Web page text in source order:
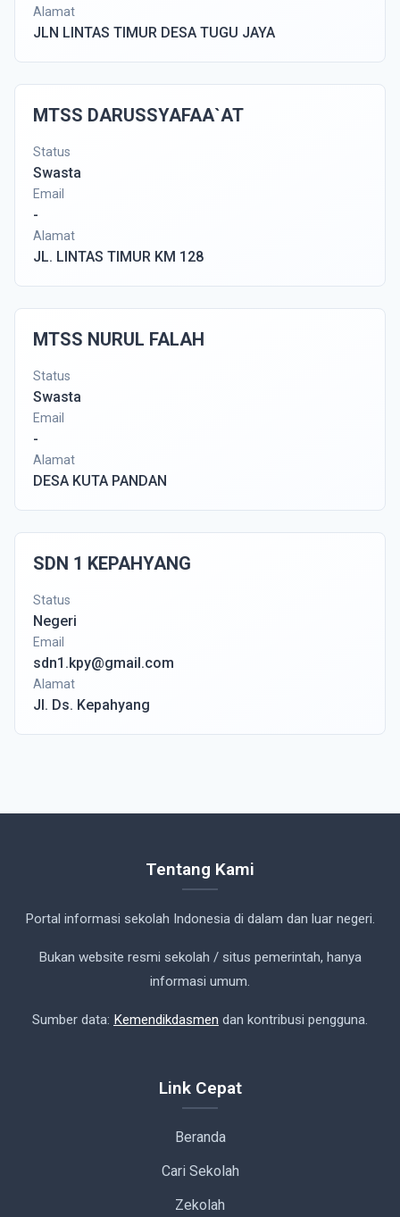
Alamat
JLN LINTAS TIMUR DESA TUGU JAYA
MTSS DARUSSYAFAA`AT
Status
Swasta
Email
-
Alamat
JL. LINTAS TIMUR KM 128
MTSS NURUL FALAH
Status
Swasta
Email
-
Alamat
DESA KUTA PANDAN
SDN 1 KEPAHYANG
Status
Negeri
Email
sdn1.kpy@gmail.com
Alamat
Jl. Ds. Kepahyang
Tentang Kami
Portal informasi sekolah Indonesia di dalam dan luar negeri.
Bukan website resmi sekolah / situs pemerintah, hanya
informasi umum.
Sumber data: Kemendikdasmen dan kontribusi pengguna.
Link Cepat
Beranda
Cari Sekolah
Zekolah